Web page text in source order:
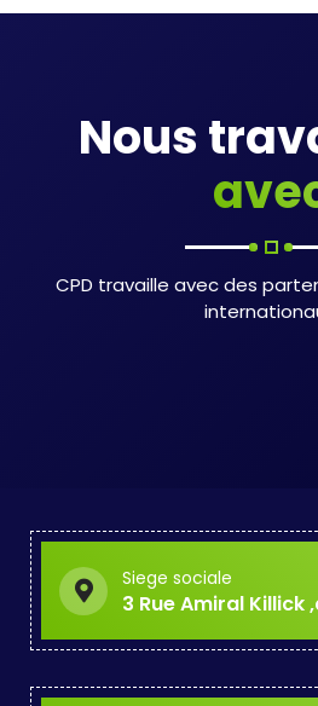
Nous
CPD travaille avec des
Siege sociale
3 Rue Amiral Killick